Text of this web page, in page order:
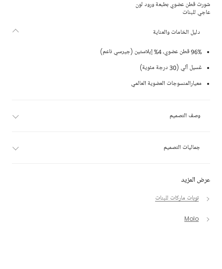
شورت قطن عضوي بطبعة ورود لون
عاجي للبنات
عرض المزيد
توبات ماركات للبنات
Molo
دليل الخامات والعناية
96% قطن عضوي، 4% إيلاستين (جيرسي ناعم)
غسيل آلي (30 درجة مئوية)
معيارالمنسوجات العضوية العالمي
وصف التصميم
جماليات التصميم